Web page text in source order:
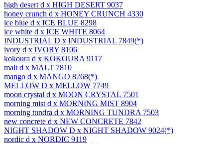
HIGH DESERT 9037
HONEY CRUNCH 4330
ICE BLUE 8298
ICE WHITE 8064
INDUSTRIAL 7849(*)
IVORY 8106
KOKOURA 9117
MALT 7810
MANGO 8268(*)
MELLOW 7749
MOON CRYSTAL 7501
MORNING MIST 8904
MORNING TUNDRA 7503
NEW CONCRETE 7842
NIGHT SHADOW 9024(*)
NORDIC 9119